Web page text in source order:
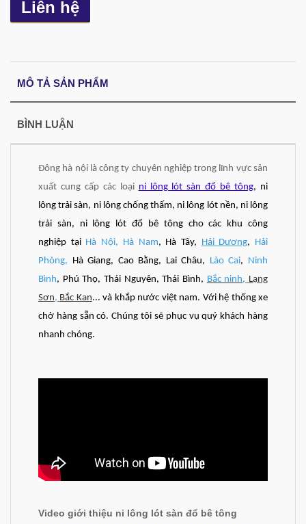
Liên hệ
MÔ TẢ SẢN PHẨM
BÌNH LUẬN
Đông hà nội là công ty chuyên nghiệp trong lĩnh vực sản
xuất cung cấp các loại ni lông lót sàn đổ bê tông, ni
lông trải sàn, ni lông chống thấm, ni lông lót nền, ni lông
trải sàn, ni lông lót đổ bê tông cho các khu công
nghiệp tại Hà Nội, Hà Nam, Hà Tây, Hải Dương, Hải
Phòng, Hà Giang, Cao Bằng, Lai Châu, Lào Cai, Ninh
Bình, Phú Thọ, Thái Nguyên, Thái Bình, Bắc ninh, Lạng
Sơn, Bắc Kan... và khắp nước việt nam. Với hệ thống xe
chở hàng sẵn có. Chúng tôi sẽ phục vụ quý khách hàng
nhanh chóng.
Video giới thiệu ni lông lót sàn đổ bê tông